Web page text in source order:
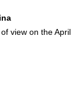
view on the